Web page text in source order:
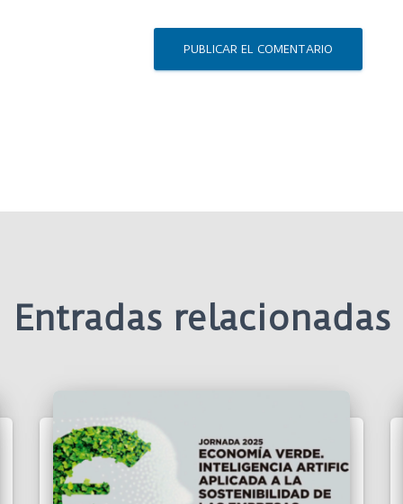
Entradas relacionadas